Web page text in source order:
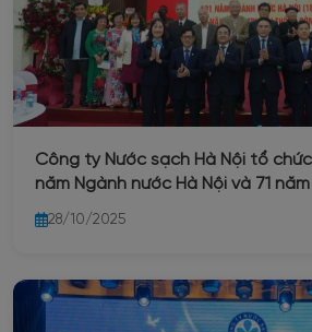
Công ty Nước sạch Hà Nội tổ chức
năm Ngành nước Hà Nội và 71
thống Công ty 25/10/2025
28/10/2025